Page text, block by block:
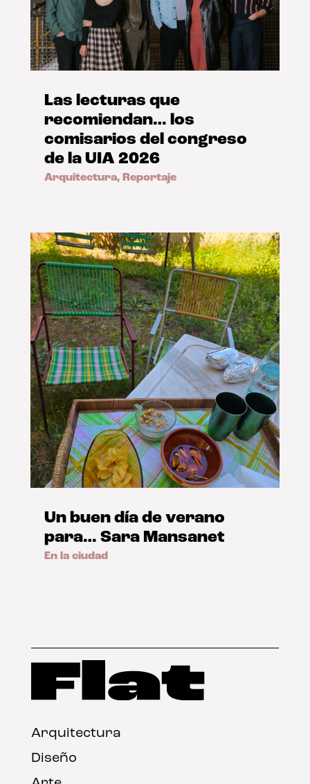
Las lecturas que
recomiendan… los
comisarios del congreso
de la UIA 2026
Arquitectura, Reportaje
Un buen día de verano
para… Sara Mansanet
En la ciudad
Arquitectura
Diseño